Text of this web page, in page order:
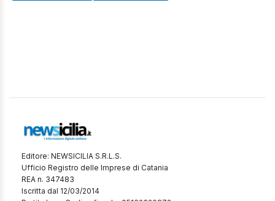
Editore: NEWSICILIA S.R.L.S.
Ufficio Registro delle Imprese di Catania
REA n. 347483
Iscritta dal 12/03/2014